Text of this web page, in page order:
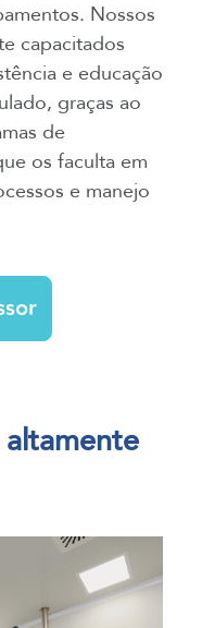
Nossos
capacitados
e educação
graças ao
de
os faculta em
e manejo
altamente